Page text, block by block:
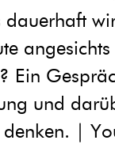
dauerhaft
angesichts
Ein
und
|